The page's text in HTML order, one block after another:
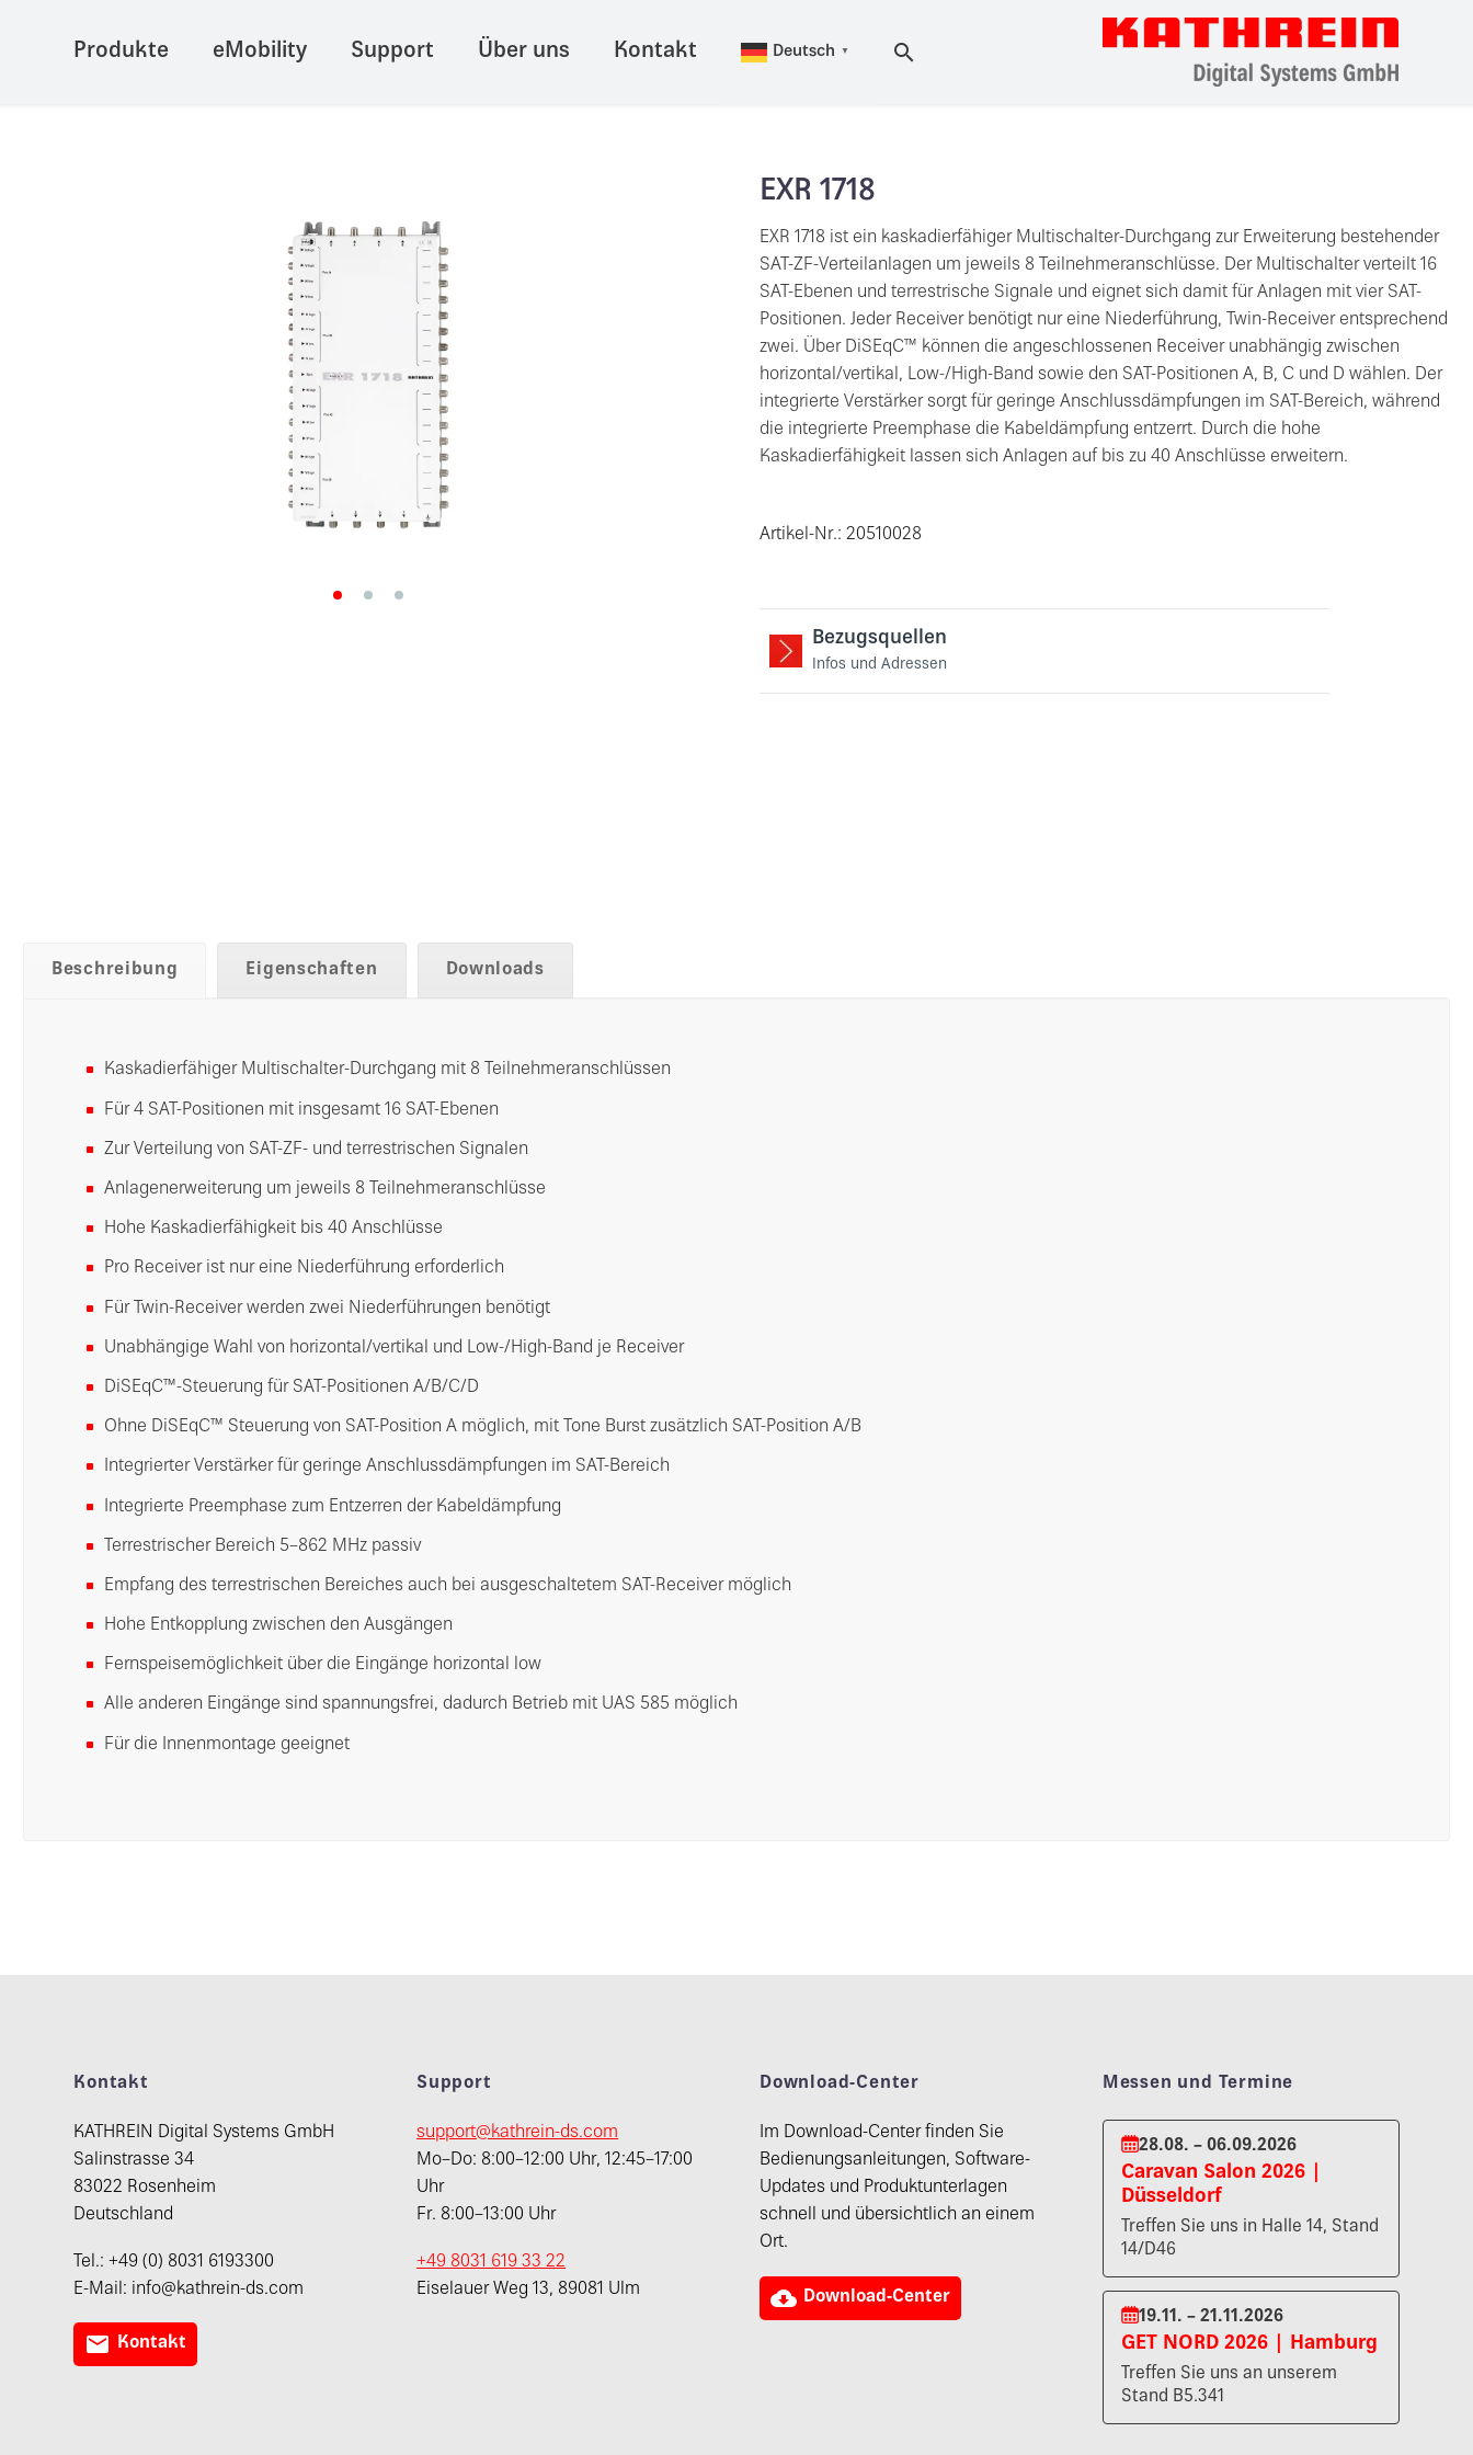
Produkte eMobility Support Über uns Kontakt Deutsch ▼
EXR 1718
EXR 1718 ist ein kaskadierfähiger Multischalter-Durchgang zur Erweiterung bestehender
SAT-ZF-Verteilanlagen um jeweils 8 Teilnehmeranschlüsse. Der Multischalter verteilt 16
SAT-Ebenen und terrestrische Signale und eignet sich damit für Anlagen mit vier SAT-
Positionen. Jeder Receiver benötigt nur eine Niederführung, Twin-Receiver entsprechend
zwei. Über DiSEqC™ können die angeschlossenen Receiver unabhängig zwischen
horizontal/vertikal, Low-/High-Band sowie den SAT-Positionen A, B, C und D wählen. Der
integrierte Verstärker sorgt für geringe Anschlussdämpfungen im SAT-Bereich, während
die integrierte Preemphase die Kabeldämpfung entzerrt. Durch die hohe
Kaskadierfähigkeit lassen sich Anlagen auf bis zu 40 Anschlüsse erweitern.
Artikel-Nr.: 20510028
Bezugsquellen
Infos und Adressen
Beschreibung Eigenschaften Downloads
Kaskadierfähiger Multischalter-Durchgang mit 8 Teilnehmeranschlüssen
Für 4 SAT-Positionen mit insgesamt 16 SAT-Ebenen
Zur Verteilung von SAT-ZF- und terrestrischen Signalen
Anlagenerweiterung um jeweils 8 Teilnehmeranschlüsse
Hohe Kaskadierfähigkeit bis 40 Anschlüsse
Pro Receiver ist nur eine Niederführung erforderlich
Für Twin-Receiver werden zwei Niederführungen benötigt
Unabhängige Wahl von horizontal/vertikal und Low-/High-Band je Receiver
DiSEqC™-Steuerung für SAT-Positionen A/B/C/D
Ohne DiSEqC™ Steuerung von SAT-Position A möglich, mit Tone Burst zusätzlich SAT-Position A/B
Integrierter Verstärker für geringe Anschlussdämpfungen im SAT-Bereich
Integrierte Preemphase zum Entzerren der Kabeldämpfung
Terrestrischer Bereich 5–862 MHz passiv
Empfang des terrestrischen Bereiches auch bei ausgeschaltetem SAT-Receiver möglich
Hohe Entkopplung zwischen den Ausgängen
Fernspeisemöglichkeit über die Eingänge horizontal low
Alle anderen Eingänge sind spannungsfrei, dadurch Betrieb mit UAS 585 möglich
Für die Innenmontage geeignet
Kontakt
KATHREIN Digital Systems GmbH
Salinstrasse 34
83022 Rosenheim
Deutschland
Tel.: +49 (0) 8031 6193300
E-Mail: info@kathrein-ds.com
 Kontakt
Support
support@kathrein-ds.com
Mo–Do: 8:00–12:00 Uhr, 12:45–17:00
Uhr
Fr. 8:00–13:00 Uhr
+49 8031 619 33 22
Eiselauer Weg 13, 89081 Ulm
Download-Center
Im Download-Center finden Sie
Bedienungsanleitungen, Software-
Updates und Produktunterlagen
schnell und übersichtlich an einem
Ort.
 Download-Center
Messen und Termine
28.08. – 06.09.2026
Caravan Salon 2026 |
Düsseldorf
Treffen Sie uns in Halle 14, Stand
14/D46
19.11. – 21.11.2026
GET NORD 2026 | Hamburg
Treffen Sie uns an unserem
Stand B5.341